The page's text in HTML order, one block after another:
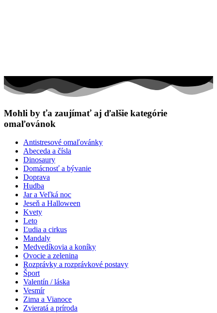
Mohli by ťa zaujímať aj ďalšie kategórie
omaľovánok
Antistresové omaľovánky
Abeceda a čísla
Dinosaury
Domácnosť a bývanie
Doprava
Hudba
Jar a Veľká noc
Jeseň a Halloween
Kvety
Leto
Ľudia a cirkus
Mandaly
Medvedíkovia a koníky
Ovocie a zelenina
Rozprávky a rozprávkové postavy
Šport
Valentín / láska
Vesmír
Zima a Vianoce
Zvieratá a príroda